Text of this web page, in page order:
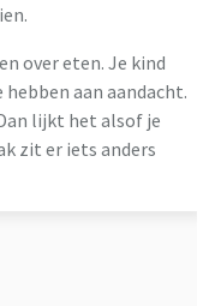
over eten. Je kind
hebben aan aandacht.
lijkt het alsof je
zit er iets anders